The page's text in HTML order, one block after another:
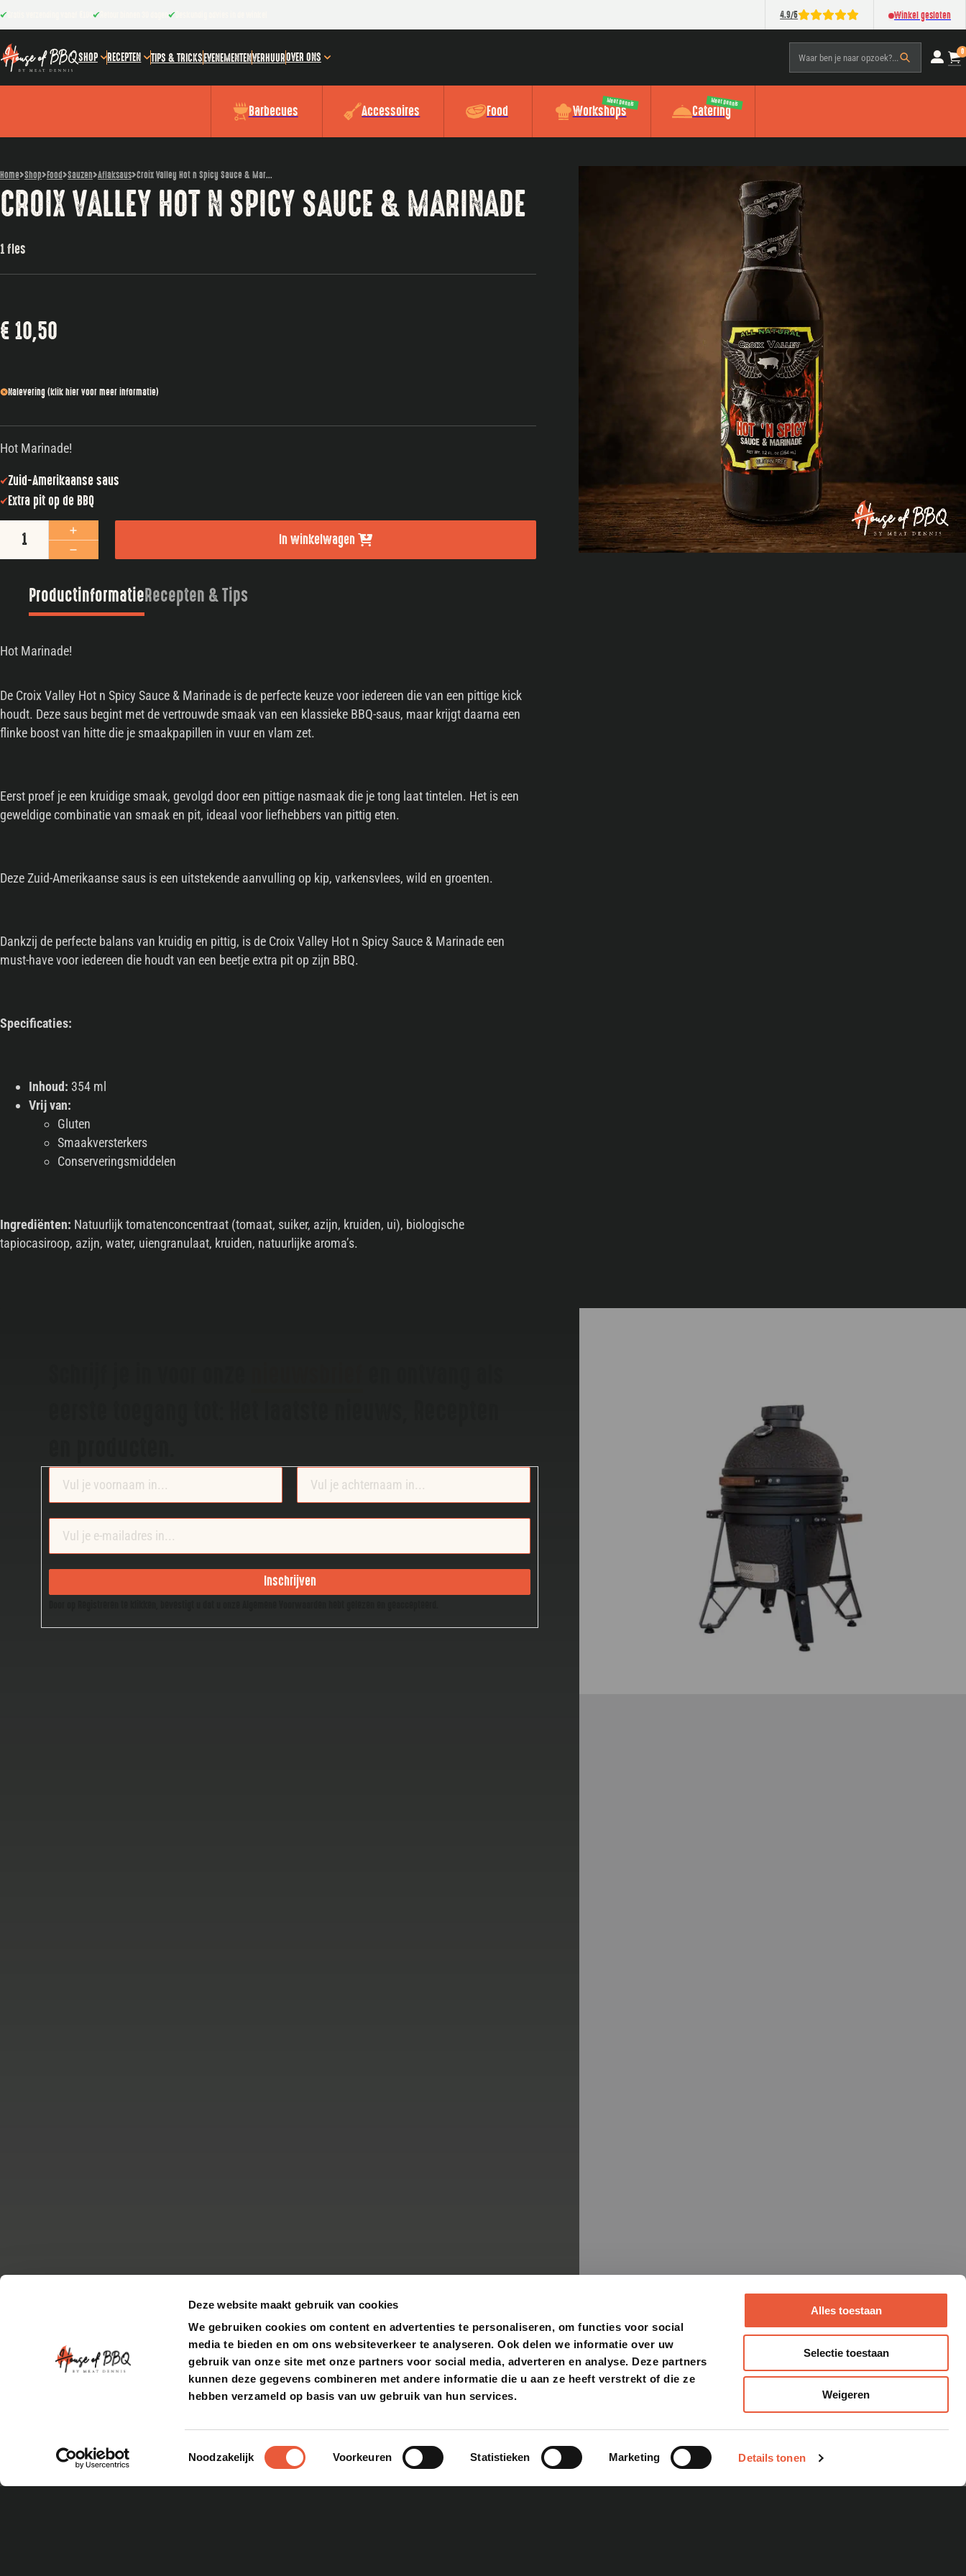
Deze website maakt gebruik van cookies
We gebruiken cookies om content en advertenties te personaliseren, om functies voor social
media te bieden en om ons websiteverkeer te analyseren. Ook delen we informatie over uw
gebruik van onze site met onze partners voor social media, adverteren en analyse. Deze partners
kunnen deze gegevens combineren met andere informatie die u aan ze heeft verstrekt of die ze
hebben verzameld op basis van uw gebruik van hun services.
Toestemmingsselectie
Noodzakelijk Voorkeuren Statistieken Marketing Details tonen
Alles toestaan
Selectie toestaan
Weigeren
4.9/5 Winkel gesloten
SHOP RECEPTEN TIPS & TRICKS EVENEMENTENVERHUUROVER ONS Waar ben je naar opzoek?... 0
Barbecues Accessoires Food Workshops
Meat Dennis
Catering
Meat Dennis
Home Shop Food Sauzen Aflaksaus Croix Valley Hot n Spicy Sauce & Mar...
CROIX VALLEY HOT N SPICY SAUCE & MARINADE
1 fles
€ 10,50
Nalevering (klik hier voor meer informatie)
Hot Marinade!
Zuid-Amerikaanse saus
Extra pit op de BBQ
Croix Valley Hot n Spicy Sauce & Marinade aantal
In winkelwagen
ProductinformatieRecepten & Tips
Hot Marinade!
De Croix Valley Hot n Spicy Sauce & Marinade is de perfecte keuze voor iedereen die van een pittige kick
houdt. Deze saus begint met de vertrouwde smaak van een klassieke BBQ-saus, maar krijgt daarna een
flinke boost van hitte die je smaakpapillen in vuur en vlam zet.
Eerst proef je een kruidige smaak, gevolgd door een pittige nasmaak die je tong laat tintelen. Het is een
geweldige combinatie van smaak en pit, ideaal voor liefhebbers van pittig eten.
Deze Zuid-Amerikaanse saus is een uitstekende aanvulling op kip, varkensvlees, wild en groenten.
Dankzij de perfecte balans van kruidig en pittig, is de Croix Valley Hot n Spicy Sauce & Marinade een
must-have voor iedereen die houdt van een beetje extra pit op zijn BBQ.
Specificaties:
Inhoud: 354 ml
Vrij van:
Gluten
Smaakversterkers
Conserveringsmiddelen
Ingrediënten: Natuurlijk tomatenconcentraat (tomaat, suiker, azijn, kruiden, ui), biologische
tapiocasiroop, azijn, water, uiengranulaat, kruiden, natuurlijke aroma’s.
Inschrijven
THE BASTARD URBAN COMPACT